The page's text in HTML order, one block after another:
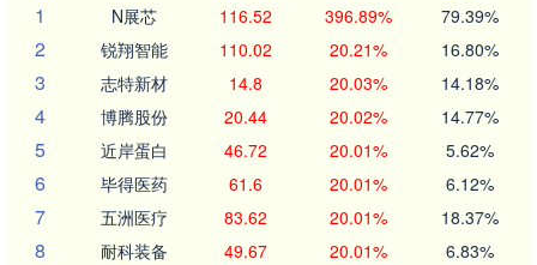
1
N展芯 116.52 396.89% 79.39%
2 锐翔智能 110.02 20.21% 16.80%
3 志特新材 14.8 20.03% 14.18%
4 博腾股份 20.44 20.02% 14.77%
5 近岸蛋白 46.72 20.01% 5.62%
6 毕得医药 61.6 20.01% 6.12%
7 五洲医疗 83.62 20.01% 18.37%
8 耐科装备 49.67 20.01% 6.83%